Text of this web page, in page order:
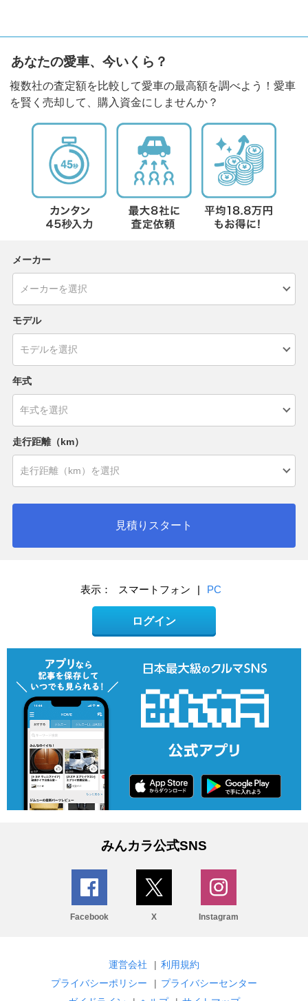
あなたの愛車、今いくら？
複数社の査定額を比較して愛車の最高額を調べよう！愛車
を賢く売却して、購入資金にしませんか？
メーカー
モデル
年式
走行距離（km）
見積りスタート
表示： スマートフォン | PC
ログイン
みんカラ公式SNS
Facebook X Instagram
運営会社 | 利用規約
プライバシーポリシー
| プライバシーセンター